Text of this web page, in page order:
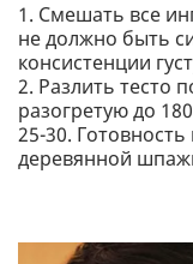
1. Смешать все
не должно быть
консистенции
2. Разлить тесто
разогретую до
25-30.
деревянной